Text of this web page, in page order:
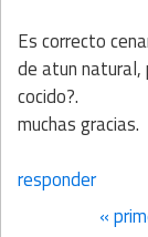
Es correcto
de atun natural,
cocido?.
muchas gracias.
responder
Páginas«